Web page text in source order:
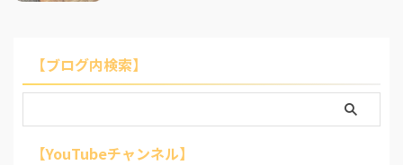
【ブログ内検索】
【YouTubeチャンネル】